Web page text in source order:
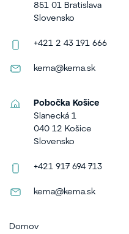
851 01 Bratislava
Slovensko
+421 2 43 191 666
kema@kema.sk
Pobočka Košice
Slanecká 1
040 12 Košice
Slovensko
+421 917 694 713
kema@kema.sk
Domov